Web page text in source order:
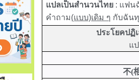
แปลเป็นสำนวนไทย : แฟน
คำถาม(แบบ)เดิม ๆ กับฉัน
ประโยคปฏิ
แ
不(